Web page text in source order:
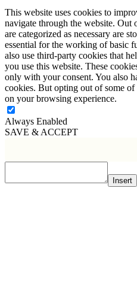
This website uses cookies to
navigate through the website. Out
are categorized as necessary are
essential for the working of basic
also use third-party cookies that
you use this website. These
only with your consent. You also
cookies. But opting out of some of
on your browsing experience.
Always Enabled
SAVE & ACCEPT
Insert